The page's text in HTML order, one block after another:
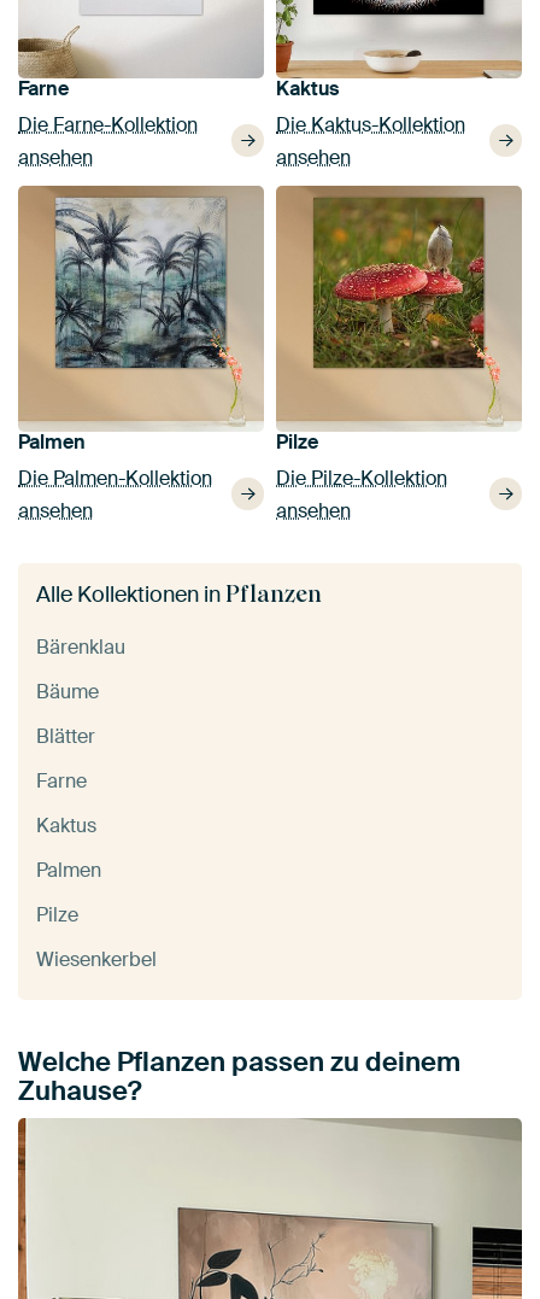
Farne
Die Farne-Kollektion
ansehen
Kaktus
Die Kaktus-Kollektion
ansehen
Palmen
Die Palmen-Kollektion
ansehen
Pilze
Die Pilze-Kollektion
ansehen
Alle Kollektionen in Pflanzen
Bärenklau
Bäume
Blätter
Farne
Kaktus
Palmen
Pilze
Wiesenkerbel
Welche Pflanzen passen zu deinem
Zuhause?